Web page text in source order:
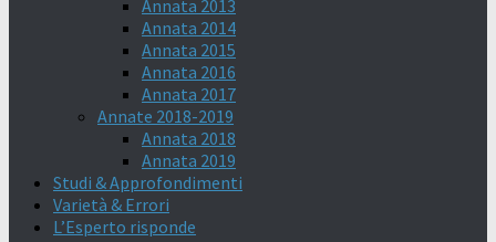
Annata 2013
Annata 2014
Annata 2015
Annata 2016
Annata 2017
Annate 2018-2019
Annata 2018
Annata 2019
Studi & Approfondimenti
Varietà & Errori
L’Esperto risponde